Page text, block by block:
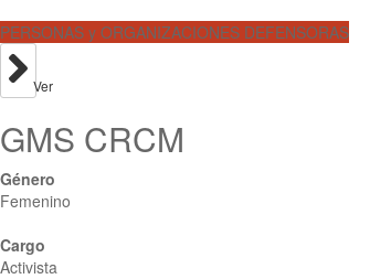
PERSONAS y ORGANIZACIONES DEFENSORAS
Ver
GMS CRCM
Género
Femenino
Cargo
Activista